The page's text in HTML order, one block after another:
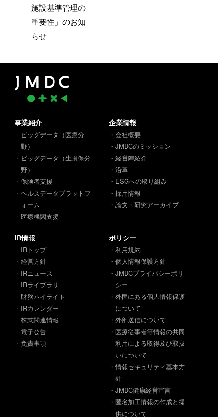
施設基準管理の
重要性」のお知
らせ
事業紹介
・ビッグデータ（医療分
野）
・ビッグデータ（生損保分
野）
・保険者支援
・ヘルスデータプラットフ
ォーム
・医療機関支援
企業情報
・会社概要
・JMDCのミッション
・経営陣紹介
・沿革
・ESGへの取り組み
・採用情報
・論文・研究アーカイブ
IR情報
・IRトップ
・経営方針
・IRニュース
・IRライブラリ
・財務ハイライト
・IRカレンダー
・株式関連情報
・電子公告
・免責事項
ポリシー
・利用規約
・個人情報保護方針
・JMDCプライバシーポリ
シー
・外国にある個人情報保護
について
・外部送信について
・医療従事者等情報の共同
利用による取得及び取扱
いについて
・情報セキュリティ基本方
針
・JMDC健康経営宣言
・匿名加工情報の作成と提
供について